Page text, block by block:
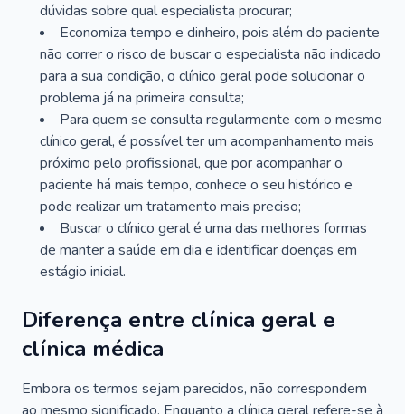
dúvidas sobre qual especialista procurar;
Economiza tempo e dinheiro, pois além do paciente
não correr o risco de buscar o especialista não indicado
para a sua condição, o clínico geral pode solucionar o
problema já na primeira consulta;
Para quem se consulta regularmente com o mesmo
clínico geral, é possível ter um acompanhamento mais
próximo pelo profissional, que por acompanhar o
paciente há mais tempo, conhece o seu histórico e
pode realizar um tratamento mais preciso;
Buscar o clínico geral é uma das melhores formas
de manter a saúde em dia e identificar doenças em
estágio inicial.
Diferença entre clínica geral e
clínica médica
Embora os termos sejam parecidos, não correspondem